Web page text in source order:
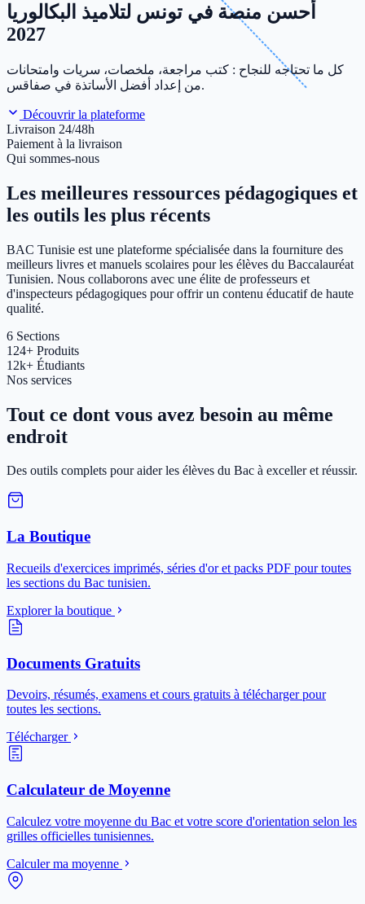
أحسن منصة في تونس لتلاميذ البكالوريا
2027
كل ما تحتاجه للنجاح : كتب مراجعة، ملخصات، سريات وامتحانات
من إعداد أفضل الأساتذة في صفاقس.
Découvrir la plateforme
Livraison 24/48h
Paiement à la livraison
Qui sommes-nous
Les meilleures ressources pédagogiques et
les outils les plus récents
BAC Tunisie est une plateforme spécialisée dans la fourniture des
meilleurs livres et manuels scolaires pour les élèves du Baccalauréat
Tunisien. Nous collaborons avec une élite de professeurs et
d'inspecteurs pédagogiques pour offrir un contenu éducatif de haute
qualité.
6 Sections
124+ Produits
12k+ Étudiants
Nos services
Tout ce dont vous avez besoin au même
endroit
Des outils complets pour aider les élèves du Bac à exceller et réussir.
La Boutique
Recueils d'exercices imprimés, séries d'or et packs PDF pour toutes
les sections du Bac tunisien.
Explorer la boutique
Documents Gratuits
Devoirs, résumés, examens et cours gratuits à télécharger pour
toutes les sections.
Télécharger
Calculateur de Moyenne
Calculez votre moyenne du Bac et votre score d'orientation selon les
grilles officielles tunisiennes.
Calculer ma moyenne